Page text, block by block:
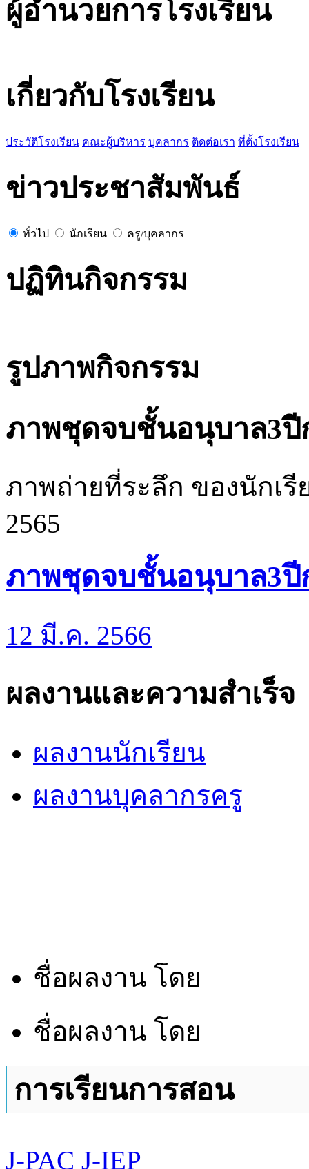
ผู้อำนวยการโรงเรียน
เกี่ยวกับโรงเรียน
ประวัติโรงเรียน คณะผู้บริหาร บุคลากร ติดต่อเรา ที่ตั้งโรงเรียน
ข่าวประชาสัมพันธ์
ทั่วไป นักเรียน ครู/บุคลากร
ปฏิทินกิจกรรม
รูปภาพกิจกรรม
ภาพชุดจบชั้นอนุบาล3ปี
ภาพถ่ายที่ระลึก ของนักเ
2565
ภาพชุดจบชั้นอนุบาล3ปี
12 มี.ค. 2566
ผลงานและความสำเร็จ
ผลงานนักเรียน
ผลงานบุคลากรครู
ชื่อผลงาน โดย
ชื่อผลงาน โดย
การเรียนการสอน
J-PAC J-IEP